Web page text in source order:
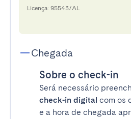
Licença: 95543/AL
Chegada
Sobre o check-in
Será necessário
check-in digital com os
e a hora de chegada